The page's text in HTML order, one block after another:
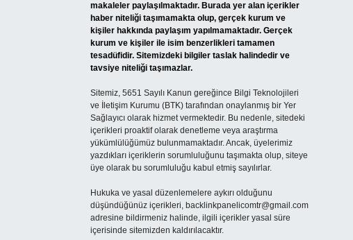
makaleler paylaşılmaktadır. Burada yer alan içerikler
haber niteliği taşımamakta olup, gerçek kurum ve
kişiler hakkında paylaşım yapılmamaktadır. Gerçek
kurum ve kişiler ile isim benzerlikleri tamamen
tesadüfidir. Sitemizdeki bilgiler taslak halindedir ve
tavsiye niteliği taşımazlar.
Sitemiz, 5651 Sayılı Kanun gereğince Bilgi Teknolojileri
ve İletişim Kurumu (BTK) tarafından onaylanmış bir Yer
Sağlayıcı olarak hizmet vermektedir. Bu nedenle, sitedeki
içerikleri proaktif olarak denetleme veya araştırma
yükümlülüğümüz bulunmamaktadır. Ancak, üyelerimiz
yazdıkları içeriklerin sorumluluğunu taşımakta olup, siteye
üye olarak bu sorumluluğu kabul etmiş sayılırlar.
Hukuka ve yasal düzenlemelere aykırı olduğunu
düşündüğünüz içerikleri, backlinkpanelicomtr@gmail.com
adresine bildirmeniz halinde, ilgili içerikler yasal süre
içerisinde sitemizden kaldırılacaktır.